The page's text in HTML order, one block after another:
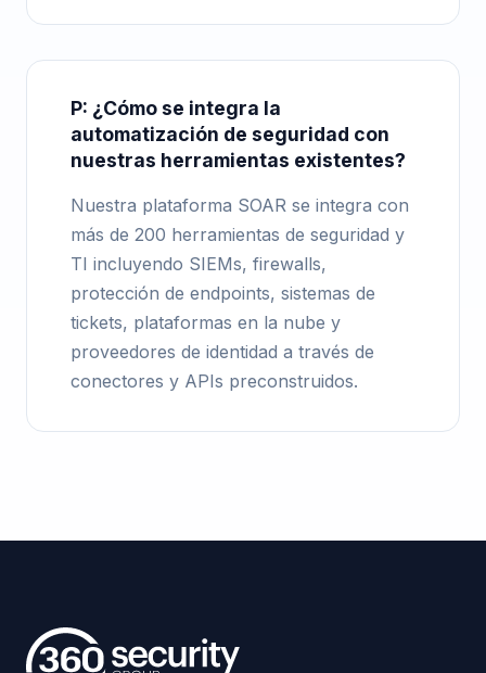
P: ¿Cómo se integra la
automatización de seguridad con
nuestras herramientas existentes?
Nuestra plataforma SOAR se integra con
más de 200 herramientas de seguridad y
TI incluyendo SIEMs, firewalls,
protección de endpoints, sistemas de
tickets, plataformas en la nube y
proveedores de identidad a través de
conectores y APIs preconstruidos.